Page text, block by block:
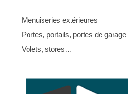
Menuiseries extérieures
Portes, portails, portes de garage
Volets, stores…